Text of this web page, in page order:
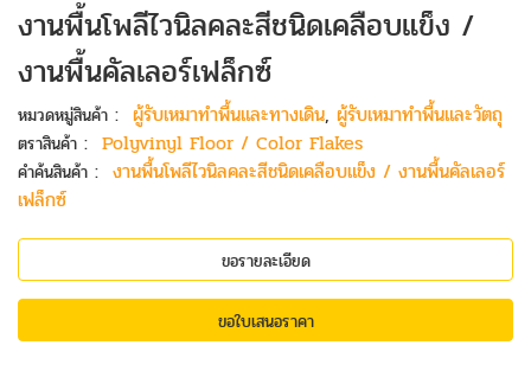
งานพื้นโพลีไวนิลคละสีชนิดเคลือบแข็ง /
งานพื้นคัลเลอร์เฟล็กซ์
หมวดหมู่สินค้า : ผู้รับเหมาทำพื้นและทางเดิน, ผู้รับเหมาทำพื้นและวัตถุ
ตราสินค้า : Polyvinyl Floor / Color Flakes
คำค้นสินค้า : งานพื้นโพลีไวนิลคละสีชนิดเคลือบแข็ง / งานพื้นคัลเลอร์
เฟล็กซ์
ขอรายละเอียด
ขอใบเสนอราคา